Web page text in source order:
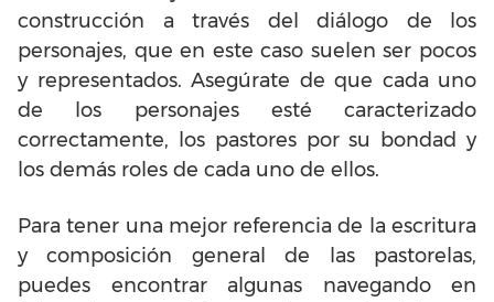
construcción a través del diálogo de los
personajes, que en este caso suelen ser pocos
y representados. Asegúrate de que cada uno
de los personajes esté caracterizado
correctamente, los pastores por su bondad y
los demás roles de cada uno de ellos.
Para tener una mejor referencia de la escritura
y composición general de las pastorelas,
puedes encontrar algunas navegando en